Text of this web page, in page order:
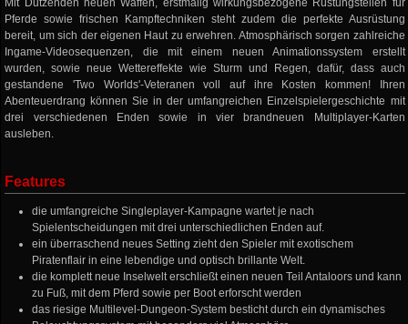
Mit Dutzenden neuen Waffen, erstmalig wirkungsbezogene Rüstungsteilen für
Pferde sowie frischen Kampftechniken steht zudem die perfekte Ausrüstung
bereit, um sich der eigenen Haut zu erwehren. Atmosphärisch sorgen zahlreiche
Ingame-Videosequenzen, die mit einem neuen Animationssystem erstellt
wurden, sowie neue Wettereffekte wie Sturm und Regen, dafür, dass auch
gestandene 'Two Worlds'-Veteranen voll auf ihre Kosten kommen! Ihren
Abenteuerdrang können Sie in der umfangreichen Einzelspielergeschichte mit
drei verschiedenen Enden sowie in vier brandneuen Multiplayer-Karten
ausleben.
Features
die umfangreiche Singleplayer-Kampagne wartet je nach
Spielentscheidungen mit drei unterschiedlichen Enden auf.
ein überraschend neues Setting zieht den Spieler mit exotischem
Piratenflair in eine lebendige und optisch brillante Welt.
die komplett neue Inselwelt erschließt einen neuen Teil Antaloors und kann
zu Fuß, mit dem Pferd sowie per Boot erforscht werden
das riesige Multilevel-Dungeon-System besticht durch ein dynamisches